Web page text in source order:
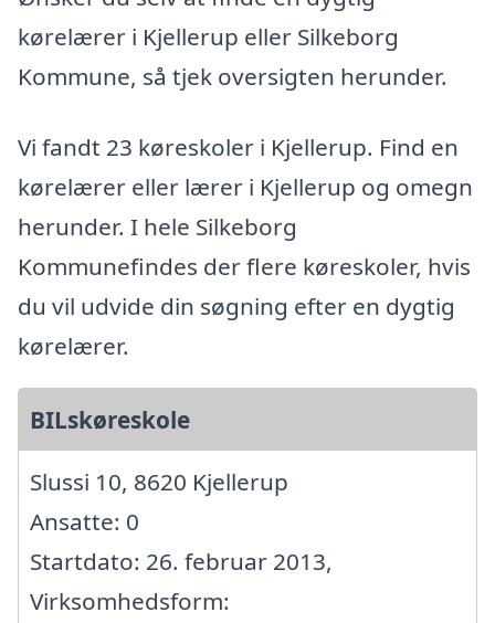
kørelærer i Kjellerup eller Silkeborg
Kommune, så tjek oversigten herunder.
Vi fandt 23 køreskoler i Kjellerup. Find en
kørelærer eller lærer i Kjellerup og omegn
herunder. I hele Silkeborg
Kommunefindes der flere køreskoler, hvis
du vil udvide din søgning efter en dygtig
kørelærer.
BILskøreskole
Slussi 10, 8620 Kjellerup
Ansatte: 0
Startdato: 26. februar 2013,
Virksomhedsform: